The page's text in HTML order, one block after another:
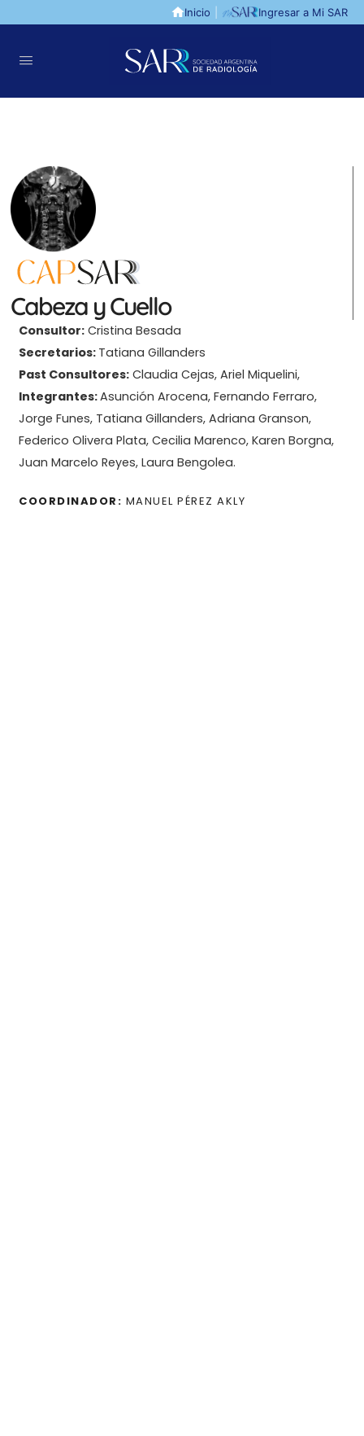
Inicio Ingresar a Mi SAR
Cabeza y Cuello
COORDINADOR: MANUEL PÉREZ AKLY
Consultor: Cristina Besada
Secretarios: Tatiana Gillanders
Past Consultores: Claudia Cejas, Ariel Miquelini,
Integrantes:Asunción Arocena, Fernando Ferraro,
Jorge Funes, Tatiana Gillanders, Adriana Granson,
Federico Olivera Plata, Cecilia Marenco, Karen Borgna,
Juan Marcelo Reyes, Laura Bengolea.